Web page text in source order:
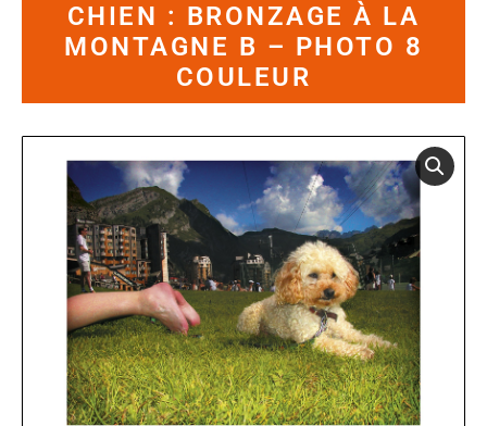
CHIEN : BRONZAGE À LA
MONTAGNE B – PHOTO 8
COULEUR